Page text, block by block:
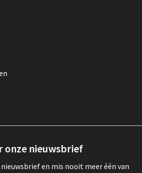
onze nieuwsbrief
en mis nooit meer één van